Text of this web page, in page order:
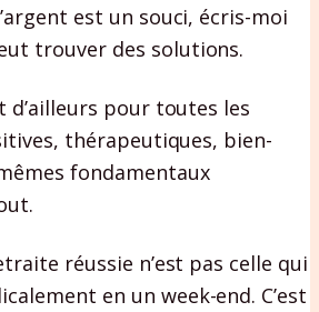
est un souci, écris-moi
trouver des solutions.
d’ailleurs pour toutes les
thérapeutiques, bien-
fondamentaux
réussie n’est pas celle qui
en un week-end. C’est